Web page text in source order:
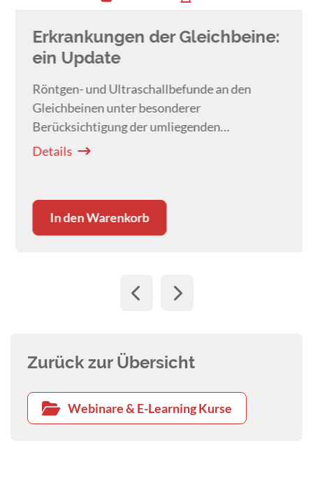
Erkrankungen der Gleichbeine:
ein Update
Röntgen- und Ultraschallbefunde an den
Gleichbeinen unter besonderer
Berücksichtigung der umliegenden
Bandstrukturen.
Details
In den Warenkorb
Zurück zur Übersicht
Webinare & E-Learning Kurse